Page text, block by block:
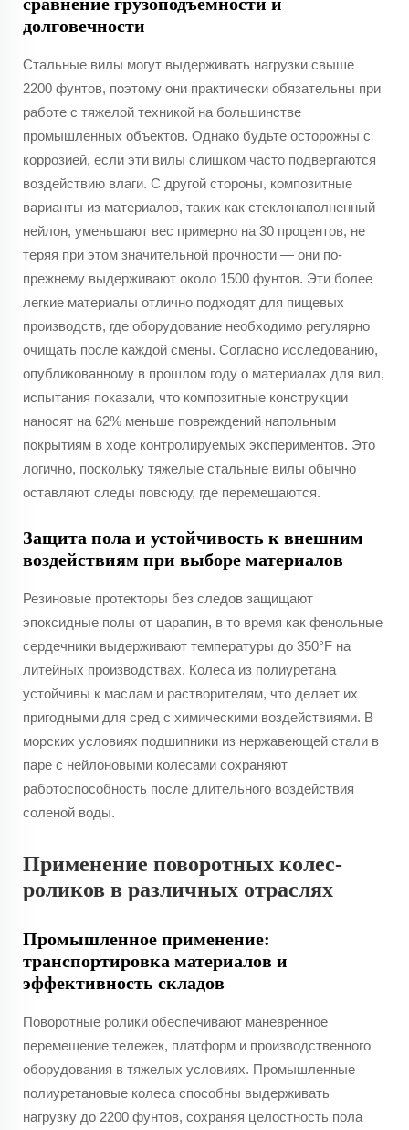
долговечности
Стальные вилы могут выдерживать нагрузки свыше
2200 фунтов, поэтому они практически обязательны при
работе с тяжелой техникой на большинстве
промышленных объектов. Однако будьте осторожны с
коррозией, если эти вилы слишком часто подвергаются
воздействию влаги. С другой стороны, композитные
варианты из материалов, таких как стеклонаполненный
нейлон, уменьшают вес примерно на 30 процентов, не
теряя при этом значительной прочности — они по-
прежнему выдерживают около 1500 фунтов. Эти более
легкие материалы отлично подходят для пищевых
производств, где оборудование необходимо регулярно
очищать после каждой смены. Согласно исследованию,
опубликованному в прошлом году о материалах для вил,
испытания показали, что композитные конструкции
наносят на 62% меньше повреждений напольным
покрытиям в ходе контролируемых экспериментов. Это
логично, поскольку тяжелые стальные вилы обычно
оставляют следы повсюду, где перемещаются.
Защита пола и устойчивость к внешним
воздействиям при выборе материалов
Резиновые протекторы без следов защищают
эпоксидные полы от царапин, в то время как фенольные
сердечники выдерживают температуры до 350°F на
литейных производствах. Колеса из полиуретана
устойчивы к маслам и растворителям, что делает их
пригодными для сред с химическими воздействиями. В
морских условиях подшипники из нержавеющей стали в
паре с нейлоновыми колесами сохраняют
работоспособность после длительного воздействия
соленой воды.
Применение поворотных колес-
роликов в различных отраслях
Промышленное применение:
транспортировка материалов и
эффективность складов
Поворотные ролики обеспечивают маневренное
перемещение тележек, платформ и производственного
оборудования в тяжелых условиях. Промышленные
полиуретановые колеса способны выдерживать
нагрузку до 2200 фунтов, сохраняя целостность пола